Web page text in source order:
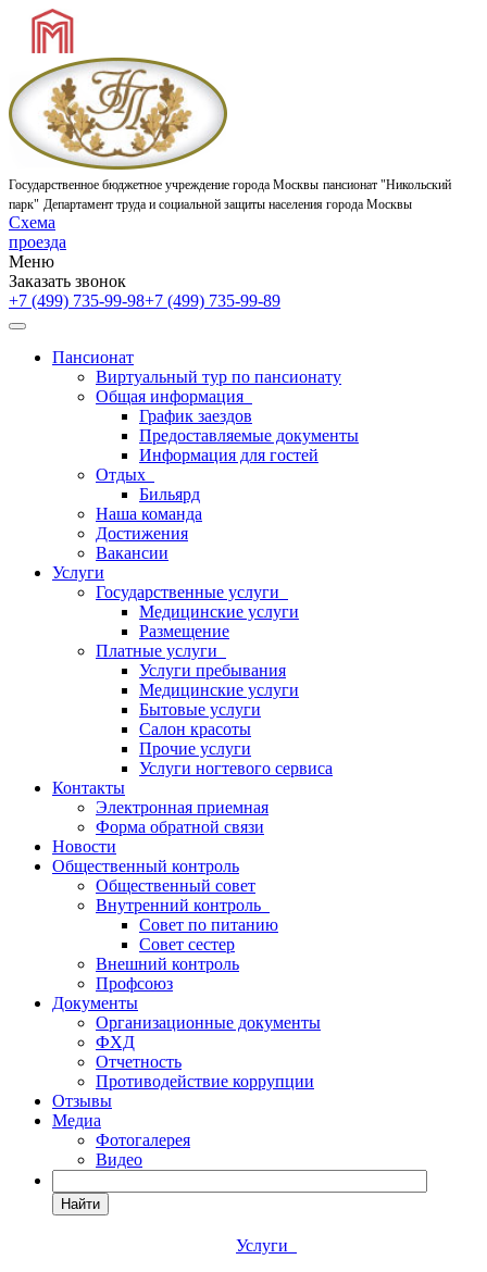
Государственное бюджетное учреждение города Москвы пансионат "Никольский
парк" Департамент труда и социальной защиты населения города Москвы
Схема
проезда
Меню
Заказать звонок
+7 (499) 735-99-98+7 (499) 735-99-89
Пансионат
Виртуальный тур по пансионату
Общая информация
График заездов
Предоставляемые документы
Информация для гостей
Отдых
Бильярд
Наша команда
Достижения
Вакансии
Услуги
Государственные услуги
Медицинские услуги
Размещение
Платные услуги
Услуги пребывания
Медицинские услуги
Бытовые услуги
Салон красоты
Прочие услуги
Услуги ногтевого сервиса
Контакты
Электронная приемная
Форма обратной связи
Новости
Общественный контроль
Общественный совет
Внутренний контроль
Совет по питанию
Совет сестер
Внешний контроль
Профсоюз
Документы
Организационные документы
ФХД
Отчетность
Противодействие коррупции
Отзывы
Медиа
Фотогалерея
Видео
Найти
Услуги